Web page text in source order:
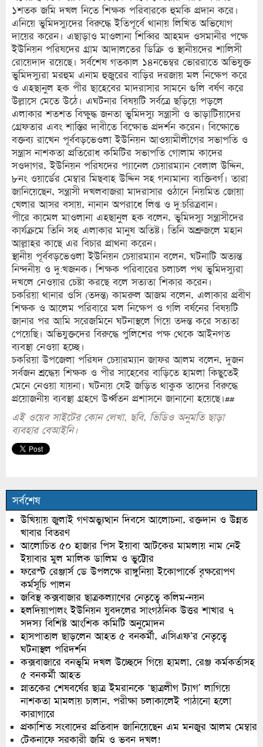
১শতক জমি দখল নিতে শিক্ষক পরিবারকে হুমকি প্রদান করে।
এনিয়ে ভুমিদস্যুদের বিরুদ্ধে ইতিপূর্বে থানায় লিখিত অভিযোগ
দায়ের করেন। এছাড়াও মাওলানা শিব্বির আহমদ ওসমানীর পক্ষে
ইউনিয়ন পরিষদের গ্রাম আদালতের ডিক্রি ও স্থানীয়দের শালিসী
রোয়েদাদ রয়েছে। সর্বশেষ গতকাল ১৪নভেম্বর ভোররাতে অভিযুক্ত
ভুমিদস্যুরা মরহুম এনাম হুজুরের বাড়ির দরজায় মল নিক্ষেপ করে
ও এহছানুল হক পীর ছাহেবের মাদরাসার সামনে গুলি বর্ষণ করে
উল্লাসে মেতে উঠে। এঘটনার বিষয়টি সর্বত্রে ছড়িয়ে পড়লে
এলাকার শতশত বিক্ষুদ্ধ জনতা ভুমিদস্যু সন্ত্রাসী ও ভাড়াটিয়াদের
গ্রেফতার এবং শাস্তির দাবীতে বিক্ষোভ প্রদর্শন করেন। বিক্ষোভে
বক্তব্য রাখেন পূর্ববড়ভেওলা ইউনিয়ন আওয়ামীলীগের সভাপতি ও
সন্ত্রাস নাশকতা প্রতিরোধ কমিটির সভাপতি গোলাম কাদের
সওদাগর, ইউনিয়ন পরিষদের প্যানেল চেয়ারম্যান বেলাল উদ্দিন,
৮নং ওয়ার্ডের মেম্বার মিছবাহ উদ্দিন সহ গন্যমান্য ব্যক্তিবর্গ। তারা
জানিয়েছেন, সন্ত্রাসী দখলবাজরা মাদরাসার ওঠানে নিয়মিত জোয়া
খেলার আসর বসায়, নানান অপরাধে লিপ্ত ও দু:চরিত্রবান।
পীরে কামেল মাওলানা এহছানুল হক বলেন, ভুমিদস্যু সন্ত্রাসীদের
কার্যক্রমে তিনি সহ এলাকার মানুষ অতিষ্ট। তিনি অশ্রুজলে মহান
আল্লাহর কাছে এর বিচার প্রাথনা করেন।
স্থানীয় পূর্ববড়ভেওলা ইউনিয়ন চেয়ারম্যান বলেন, ঘটনাটি অত্যন্ত
নিন্দনীয় ও দু:খজনক। শিক্ষক পরিবারের চলাচল পথ ভুমিদস্যুরা
দখলে নেওয়ার চেষ্টা করছে বলে সত্যতা শিকার করেন।
চকরিয়া থানার ওসি (তদন্ত) কামরুল আজম বলেন, এলাকার প্রবীণ
শিক্ষক ও আলেম পরিবারে মল নিক্ষেপ ও গলি বর্ষনের বিষয়টি
জানার পর আমি সরেজমিনে ঘটনাস্থলে গিয়ে তদন্ত করে সত্যতা
পেয়েছি। অভিযুক্তদের বিরুদ্ধে পুলিশের পক্ষ থেকে আইনগত
ব্যবস্থা নেওয়া হচ্ছে।
চকরিয়া উপজেলা পরিষদ চেয়ারম্যান জাফর আলম বলেন, দুজন
সর্বজন শ্রদ্ধেয় শিক্ষক ও পীর সাহেবের বাড়িতে হামলা কিছুতেই
মেনে নেওয়া যায়না। ঘটনায় যেই জড়িত থাকুক তাদের বিরুদ্ধে
প্রয়োজনীয় ব্যবস্থা গ্রহণে উর্ধ্বতন প্রশাসনে জানানো হয়েছে।##
এই ওয়েব সাইটের কোন লেখা, ছবি, ভিডিও অনুমতি ছাড়া
ব্যবহার বেআইনি।
সর্বশেষ
উখিয়ায় জুলাই গণঅভ্যুত্থান দিবসে আলোচনা, রক্তদান ও উন্নত
খাবার বিতরণ
আলোচিত ৫০ হাজার পিস ইয়াবা আটকের মামলায় নাম নেই
ইয়াবার মুল মালিক ডালিম ও ভুট্টোর
ফরেস্ট রেঞ্জার্স ডে উপলক্ষে রাঙ্গুনিয়া ইকোপার্কে বৃক্ষরোপণ
কর্মসূচি পালন
জবিস্থ কক্সবাজার ছাত্রকল্যাণের নেতৃত্বে কলিম-নয়ন
হলদিয়াপালং ইউনিয়ন যুবদলের সাংগঠনিক উত্তর শাখার ৭
সদস্য বিশিষ্ট আংশিক কমিটি অনুমোদন
হাসপাতাল ছাড়লেন আহত ৫ বনকর্মী, এসিএফ’র নেতৃত্বে
ঘটনাস্থল পরিদর্শন
কক্সবাজারে বনভূমি দখল উচ্ছেদে গিয়ে হামলা, রেঞ্জ কর্মকর্তাসহ
৫ বনকর্মী আহত
স্নাতকের শেষবর্ষের ছাত্র ইমরানকে ‘ছাত্রলীগ ট্যাগ’ লাগিয়ে
নাশকতা মামলায় চালান, পরীক্ষা চলাকালেই পাঠানো হলো
কারাগারে
প্রকাশিত সংবাদের প্রতিবাদ জানিয়েছেন এম মনজুর আলম মেম্বার
টেকনাফে সরকারী জমি ও ভবন দখল!